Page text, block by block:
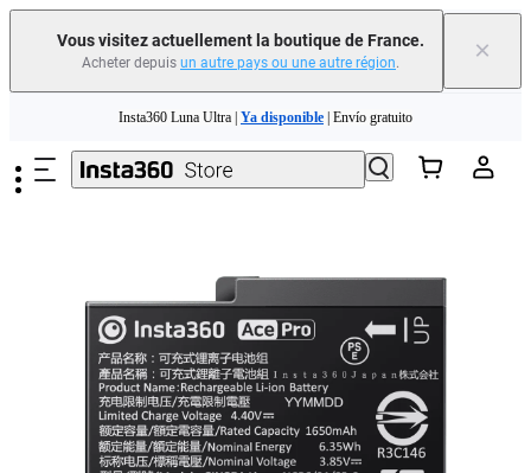
Vous visitez actuellement la boutique de France.
Acheter depuis un autre pays ou une autre région. ×
Insta360 Luna Ultra | Ya disponible | Envío gratuito
Échangez votre ancien appareil et recevez de l'argent pour votre nouvel achat.｜
En savoir plus
Insta360 Luna Ultra |Ya disponible| Envío gratuito